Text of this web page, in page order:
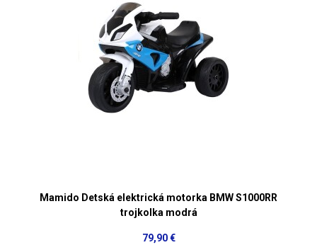
Mamido Detská elektrická motorka BMW S1000RR
trojkolka modrá
79,90 €